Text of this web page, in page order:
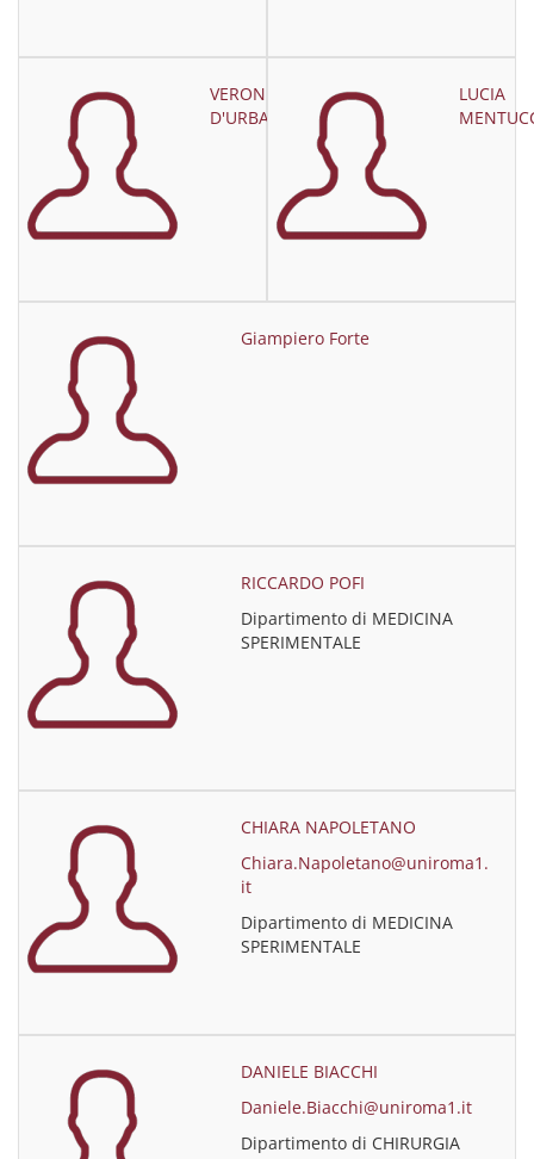
VERONICA
D'URBANO
LUCIA
Giampiero Forte
RICCARDO POFI
Dipartimento di MEDICINA
SPERIMENTALE
CHIARA NAPOLETANO
Chiara.Napoletano@uniroma1.
it
Dipartimento di MEDICINA
SPERIMENTALE
DANIELE BIACCHI
Daniele.Biacchi@uniroma1.it
Dipartimento di CHIRURGIA